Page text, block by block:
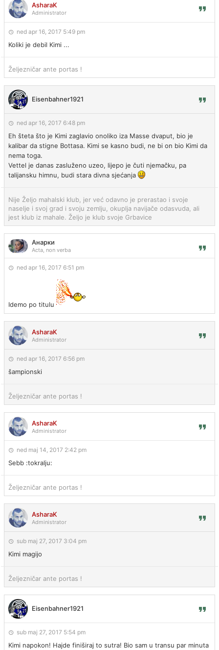
AsharaK
Administrator
ned apr 16, 2017 5:49 pm
Koliki je debil Kimi ...
Željezničar ante portas !
Eisenbahner1921
ned apr 16, 2017 6:48 pm
Eh šteta što je Kimi zaglavio onoliko iza Masse dvaput, bio je
kalibar da stigne Bottasa. Kimi se kasno budi, ne bi on bio Kimi da
nema toga.
Vettel je danas zasluženo uzeo, lijepo je čuti njemačku, pa
talijansku himnu, budi stara divna sjećanja
Nije Željo mahalski klub, jer već odavno je prerastao i svoje
naselje i svoj grad i svoju zemlju, okuplja navijače odasvuda, ali
jest klub iz mahale. Željo je klub svoje Grbavice
Анарки
Acta, non verba
ned apr 16, 2017 6:51 pm
Idemo po titulu
AsharaK
Administrator
ned apr 16, 2017 6:56 pm
šampionski
Željezničar ante portas !
AsharaK
Administrator
ned maj 14, 2017 2:42 pm
Sebb :tokralju:
Željezničar ante portas !
AsharaK
Administrator
sub maj 27, 2017 3:04 pm
Kimi magijo
Željezničar ante portas !
Eisenbahner1921
sub maj 27, 2017 5:54 pm
Kimi napokon! Hajde finiširaj to sutra! Bio sam u transu par minuta